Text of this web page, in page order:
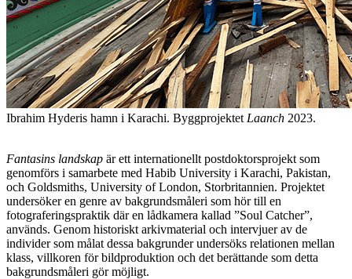
Ibrahim Hyderis hamn i Karachi. Byggprojektet Laanch 2023.
Fantasins landskap är ett internationellt postdoktorsprojekt som
genomförs i samarbete med Habib University i Karachi, Pakistan,
och Goldsmiths, University of London, Storbritannien. Projektet
undersöker en genre av bakgrundsmåleri som hör till en
fotograferingspraktik där en lådkamera kallad ”Soul Catcher”,
används. Genom historiskt arkivmaterial och intervjuer av de
individer som målat dessa bakgrunder undersöks relationen mellan
klass, villkoren för bildproduktion och det berättande som detta
bakgrundsmåleri gör möjligt.